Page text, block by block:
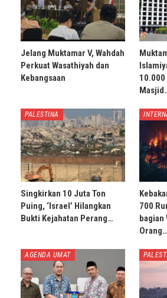
Jelang Muktamar V, Wahdah
Perkuat Wasathiyah dan
Kebangsaan
10.000
PALESTINA
Singkirkan 10 Juta Ton
Puing, ‘Israel’ Hilangkan
Bukti Kejahatan Perang…
700
bagian
Orang…
AGENDA UMAT